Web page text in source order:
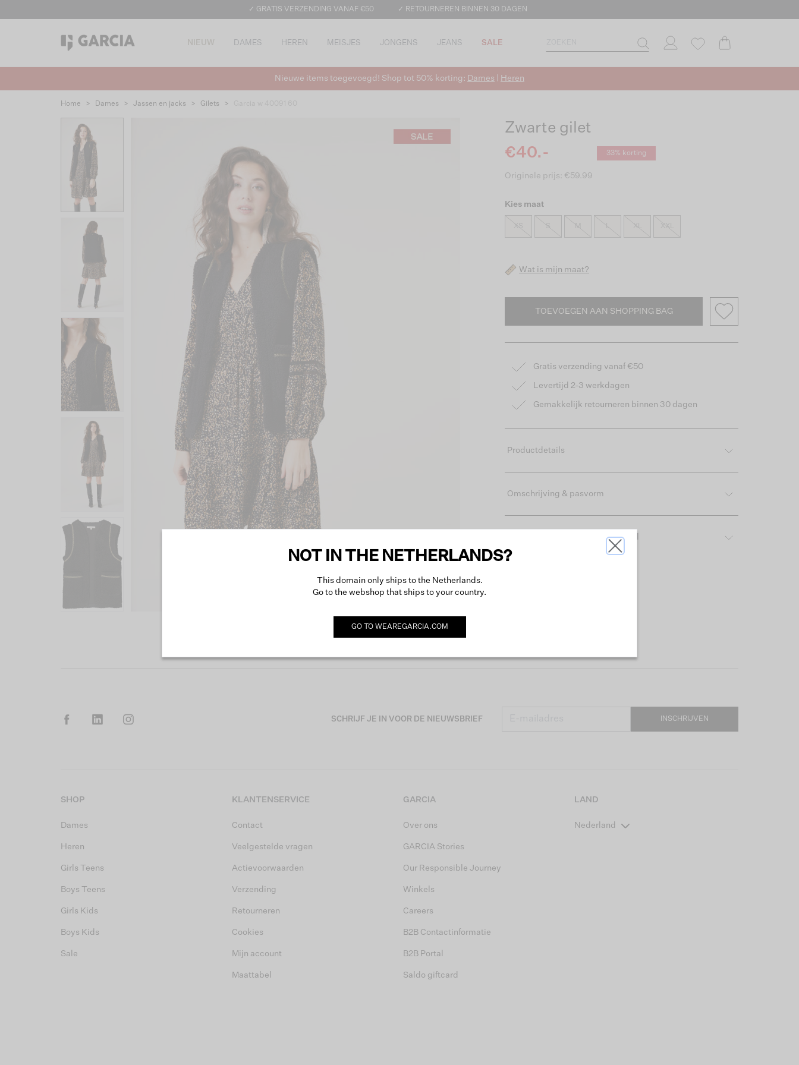
✓ GRATIS VERZENDING VANAF €50 ✓ RETOURNEREN BINNEN 30 DAGEN
NIEUW DAMES HEREN MEISJES JONGENS JEANS SALE
Nieuwe items toegevoegd! Shop tot 50% korting: Dames Heren
Home > Dames > Jassen en jacks > Gilets >
Zwarte gilet
€40.-
33% korting
Originele prijs: €59.99
Kies maat
XS M XL XXL
Wat is mijn maat?
TOEVOEGEN AAN SHOPPING BAG
Gratis verzending vanaf €50
Levertijd 2-3 werkdagen
Gemakkelijk retourneren binnen 30 dagen
Productdetails
Omschrijving & pasvorm
Meer over het gebruikte materiaal
SCHRIJF JE IN VOOR DE NIEUWSBRIEF INSCHRIJVEN
SHOP
Dames
Heren
Girls Teens
Boys Teens
Girls Kids
Boys Kids
Sale
KLANTENSERVICE
Contact
Veelgestelde vragen
Actievoorwaarden
Verzending
Retourneren
Cookies
Mijn account
Maattabel
GARCIA
Over ons
GARCIA Stories
Our Responsible Journey
Winkels
Careers
B2B Contactinformatie
B2B Portal
Saldo giftcard
LAND
Nederland
NOT IN THE NETHERLANDS?
This domain only ships to the Netherlands.
Go to the webshop that ships to your country.
GO TO WEAREGARCIA.COM